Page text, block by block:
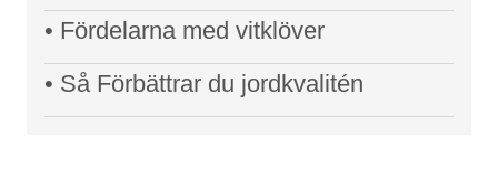
• Fördelarna med vitklöver
• Så Förbättrar du jordkvalitén